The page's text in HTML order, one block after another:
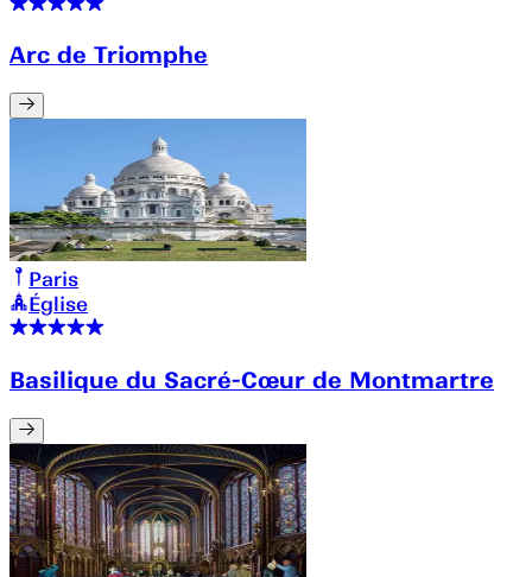
Arc de Triomphe
Paris
Église
Basilique du Sacré-Cœur de Montmartre